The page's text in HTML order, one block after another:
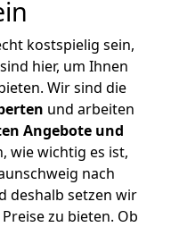
kostspielig sein,
hier, um Ihnen
Wir sind die
und arbeiten
Angebote und
wie wichtig es ist,
nach
deshalb setzen wir
zu bieten. Ob